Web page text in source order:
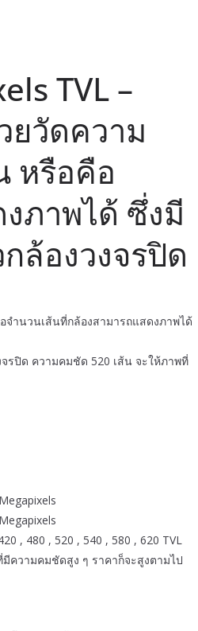
TVL –
ยวัดความ
หรือคือ
ภาพได้ ซึ่งมี
ล้องวงจรปิด
จำนวนเส้นที่กล้องสามารถแสดงภาพได้
รปิด ความคมชัด 520 เส้น จะให้ภาพที่
, 480 , 520 , 540 , 580 , 620 TVL
ความคมชัดสูง ๆ ราคาก็จะสูงตามไป